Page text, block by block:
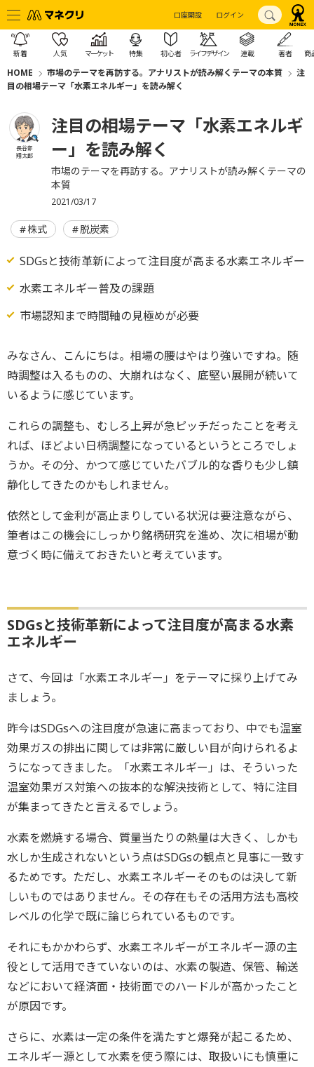
口座開設 ログイン
新着 人気 マーケット 特集 初心者 ライフデザイン 連載 著者 商
HOME 市場のテーマを再訪する。アナリストが読み解くテーマの本質
注
目の相場テーマ「水素エネルギー」を読み解く
長谷部
翔太郎
注目の相場テーマ「水素エネルギ
ー」を読み解く
市場のテーマを再訪する。アナリストが読み解くテーマの
本質
2021/03/17
株式 脱炭素
SDGsと技術革新によって注目度が高まる水素エネルギー
水素エネルギー普及の課題
市場認知まで時間軸の見極めが必要
みなさん、こんにちは。相場の腰はやはり強いですね。随
時調整は入るものの、大崩れはなく、底堅い展開が続いて
いるように感じています。
これらの調整も、むしろ上昇が急ピッチだったことを考え
れば、ほどよい日柄調整になっているというところでしょ
うか。その分、かつて感じていたバブル的な香りも少し鎮
静化してきたのかもしれません。
依然として金利が高止まりしている状況は要注意ながら、
筆者はこの機会にしっかり銘柄研究を進め、次に相場が動
意づく時に備えておきたいと考えています。
SDGsと技術革新によって注目度が高まる水素
エネルギー
さて、今回は「水素エネルギー」をテーマに採り上げてみ
ましょう。
昨今はSDGsへの注目度が急速に高まっており、中でも温室
効果ガスの排出に関しては非常に厳しい目が向けられるよ
うになってきました。「水素エネルギー」は、そういった
温室効果ガス対策への抜本的な解決技術として、特に注目
が集まってきたと言えるでしょう。
水素を燃焼する場合、質量当たりの熱量は大きく、しかも
水しか生成されないという点はSDGsの観点と見事に一致す
るためです。ただし、水素エネルギーそのものは決して新
しいものではありません。その存在もその活用方法も高校
レベルの化学で既に論じられているものです。
それにもかかわらず、水素エネルギーがエネルギー源の主
役として活用できていないのは、水素の製造、保管、輸送
などにおいて経済面・技術面でのハードルが高かったこと
が原因です。
さらに、水素は一定の条件を満たすと爆発が起こるため、
エネルギー源として水素を使う際には、取扱いにも慎重に